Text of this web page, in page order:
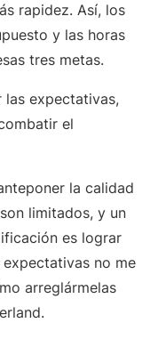
rapidez. Así, los
y las horas
tres metas.
las expectativas,
el
la calidad
limitados, y un
es lograr
expectativas no me
arreglármelas